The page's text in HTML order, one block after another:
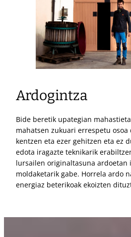
Ardogintza
Bide beretik upategian
mahatsen zukuari errespetu
kentzen eta ezer gehitzen eta ez
edota iragazte teknikarik
lursailen originaltasuna ardoetan
moldaketarik gabe. Horrela ardo
energiaz beterikoak ekoizten